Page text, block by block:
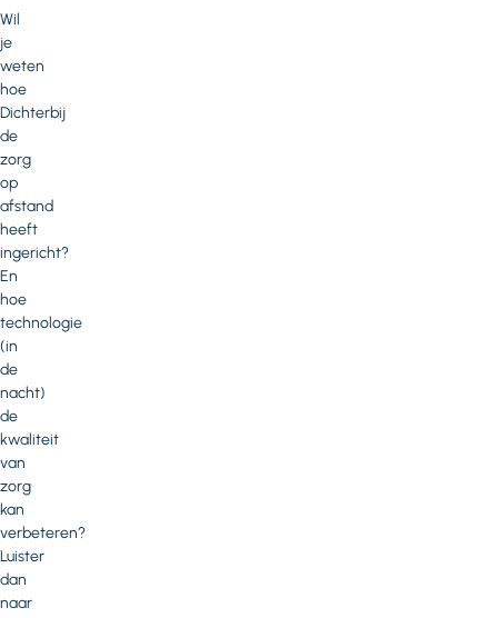
Wil
je
weten
hoe
Dichterbij
de
zorg
op
afstand
heeft
ingericht?
En
hoe
technologie
(in
de
nacht)
de
kwaliteit
van
zorg
kan
verbeteren?
Luister
dan
naar